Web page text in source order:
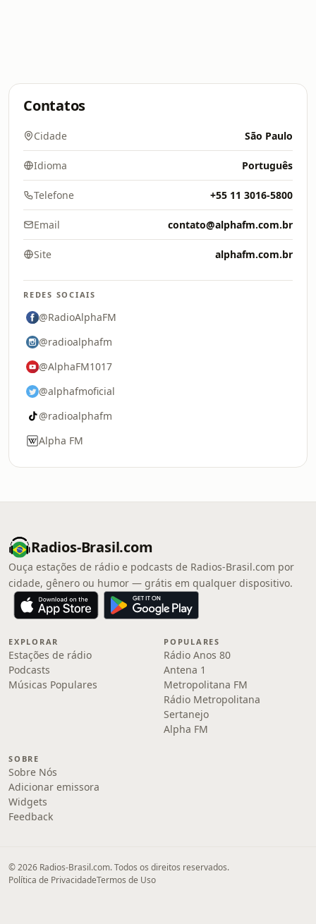
Contatos
Cidade São Paulo
Idioma Português
Telefone +55 11 3016-5800
Email contato@alphafm.com.br
Site alphafm.com.br
REDES SOCIAIS
@RadioAlphaFM
@radioalphafm
@AlphaFM1017
@alphafmoficial
@radioalphafm
Alpha FM
Radios-Brasil.com
Ouça estações de rádio e podcasts de Radios-Brasil.com por
cidade, gênero ou humor — grátis em qualquer dispositivo.
EXPLORAR
Estações de rádio
Podcasts
Músicas Populares
POPULARES
Rádio Anos 80
Antena 1
Metropolitana FM
Rádio Metropolitana
Sertanejo
Alpha FM
SOBRE
Sobre Nós
Adicionar emissora
Widgets
Feedback
© 2026 Radios-Brasil.com. Todos os direitos reservados.
Política de PrivacidadeTermos de Uso